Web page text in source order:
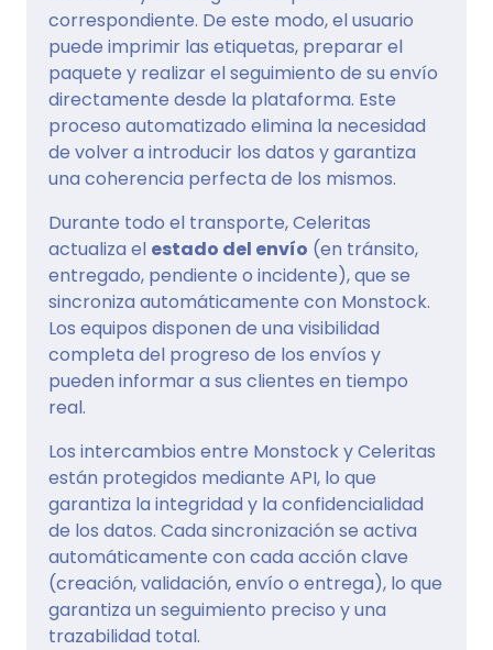
correspondiente. De este modo, el usuario
puede imprimir las etiquetas, preparar el
paquete y realizar el seguimiento de su envío
directamente desde la plataforma. Este
proceso automatizado elimina la necesidad
de volver a introducir los datos y garantiza
una coherencia perfecta de los mismos.
Durante todo el transporte, Celeritas
actualiza el estado del envío (en tránsito,
entregado, pendiente o incidente), que se
sincroniza automáticamente con Monstock.
Los equipos disponen de una visibilidad
completa del progreso de los envíos y
pueden informar a sus clientes en tiempo
real.
Los intercambios entre Monstock y Celeritas
están protegidos mediante API, lo que
garantiza la integridad y la confidencialidad
de los datos. Cada sincronización se activa
automáticamente con cada acción clave
(creación, validación, envío o entrega), lo que
garantiza un seguimiento preciso y una
trazabilidad total.